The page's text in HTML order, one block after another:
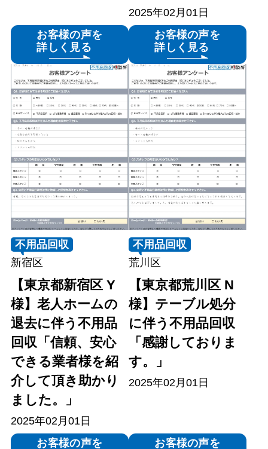
お客様の声を
詳しく見る
2025年02月01日
お客様の声を
詳しく見る
不用品回収
新宿区
【東京都新宿区 Y
様】老人ホームの
退去に伴う不用品
回収「信頼、安心
できる業者様を紹
介して頂き助かり
ました。」
2025年02月01日
お客様の声を
不用品回収
荒川区
【東京都荒川区 N
様】テーブル処分
に伴う不用品回収
「感謝しておりま
す。」
2025年02月01日
お客様の声を